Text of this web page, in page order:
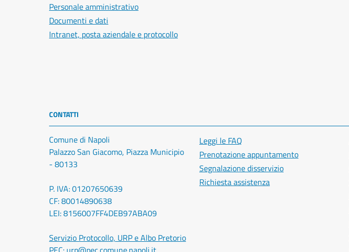
Personale amministrativo
Documenti e dati
Intranet, posta aziendale e protocollo
CONTATTI
Comune di Napoli
Palazzo San Giacomo, Piazza Municipio
- 80133
P. IVA: 01207650639
CF: 80014890638
LEI: 8156007FF4DEB97ABA09
Servizio Protocollo, URP e Albo Pretorio
Leggi le FAQ
Prenotazione appuntamento
Segnalazione disservizio
Richiesta assistenza